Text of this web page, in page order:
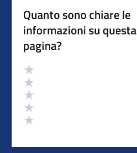
Quanto sono chiare le
informazioni su questa
pagina?
Valutazione